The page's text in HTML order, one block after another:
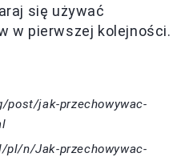
się używać
w pierwszej kolejności.
jak-przechowywac-
pl/n/Jak-przechowywac-